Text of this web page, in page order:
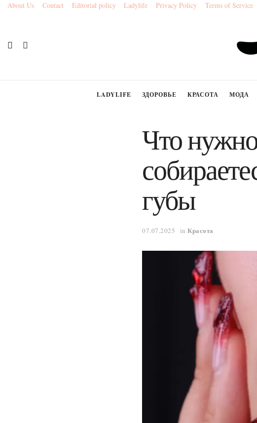
About Us Contact Editorial policy Ladylife Privacy Policy Terms of Service
LADYLIFE ЗДОРОВЬЕ КРАСОТА МОДА
Что
губы
07.07.2025 in Красота